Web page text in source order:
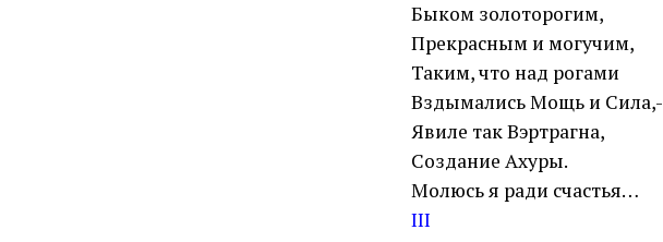
Быком золоторогим,
Прекрасным и могучим,
Таким, что над рогами
Вздымались Мощь и Сила,-
Явиле так Вэртрагна,
Создание Ахуры.
Молюсь я ради счастья…
III